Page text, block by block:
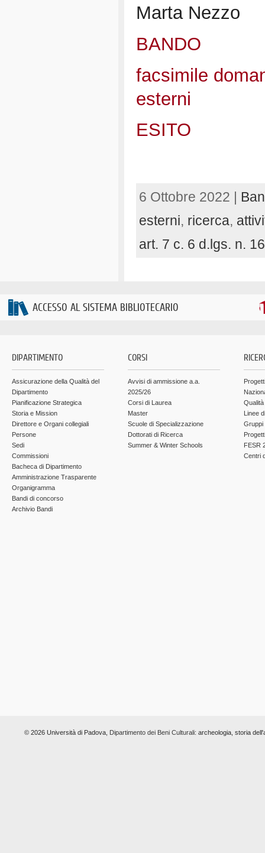
Marta Nezzo
BANDO
facsimile
esterni
ESITO
6 Ottobre 2022 |
esterni, ricerca,
art. 7 c. 6 d.lgs. n.
ACCESSO AL SISTEMA BIBLIOTECARIO
DIPARTIMENTO
Assicurazione della Qualità del
Dipartimento
Pianificazione Strategica
Storia e Mission
Direttore e Organi collegiali
Persone
Sedi
Commissioni
Bacheca di Dipartimento
Amministrazione Trasparente
Organigramma
Bandi di concorso
Archivio Bandi
CORSI
Avvisi di ammissione a.a.
2025/26
Corsi di Laurea
Master
Scuole di Specializzazione
Dottorati di Ricerca
Summer & Winter Schools
Linee
Gruppi
FESR
Centri
© 2026 Università di Padova, Dipartimento dei Beni Culturali: archeologia, storia